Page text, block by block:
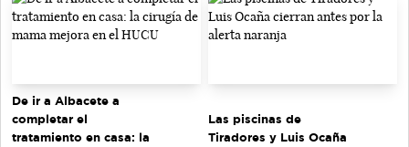
De ir a Albacete a
completar el
tratamiento en casa: la
Las piscinas de
Tiradores y Luis Ocaña